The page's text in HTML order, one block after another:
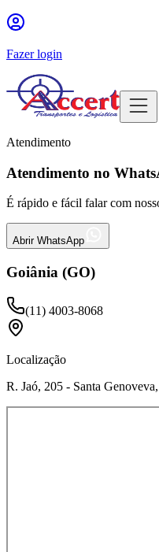
Fazer login
Atendimento
Atendimento no
É rápido e fácil falar com
Abrir WhatsApp
Goiânia (GO)
(11) 4003-8068
Localização
R. Jaó, 205 - Santa